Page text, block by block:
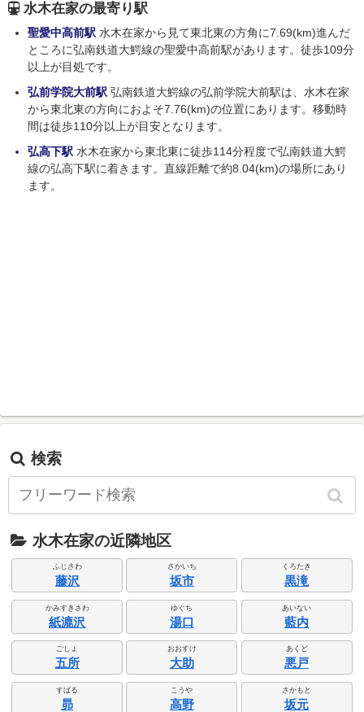
水木在家の最寄り駅
聖愛中高前駅 水木在家から見て東北東の方角に7.69(km)進んだ
ところに弘南鉄道大鰐線の聖愛中高前駅があります。徒歩109分
以上が目処です。
弘前学院大前駅 弘南鉄道大鰐線の弘前学院大前駅は、水木在家
から東北東の方向におよそ7.76(km)の位置にあります。移動時
間は徒歩110分以上が目安となります。
弘高下駅 水木在家から東北東に徒歩114分程度で弘南鉄道大鰐
線の弘高下駅に着きます。直線距離で約8.04(km)の場所にあり
ます。
検索
水木在家の近隣地区
ふじさわ
藤沢
さかいち
坂市
くろたき
黒滝
かみすきさわ
紙漉沢
ゆぐち
湯口
あいない
藍内
ごしょ
五所
おおすけ
大助
あくど
悪戸
すばる
昴
こうや
高野
さかもと
坂元